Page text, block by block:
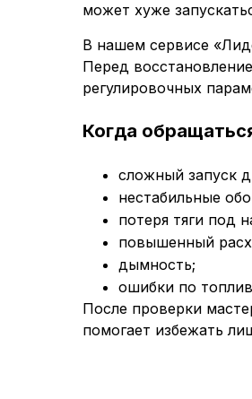
может хуже
В нашем сервисе
Перед
регулировочных
Когда
сложный запуск
нестабильные
потеря тяги под
повышенный
дымность;
После проверки
помогает избежать
ошибки по